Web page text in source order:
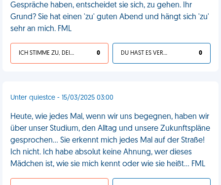
Gespräche haben, entscheidet sie sich, zu gehen. Ihr
Grund? Sie hat einen 'zu' guten Abend und hängt sich 'zu'
sehr an mich. FML
ICH STIMME ZU, DEIN LEBEN IST SCHEISSE 0 DU HAST ES VERDIENT 0
Unter quiestce - 15/03/2025 03:00
Heute, wie jedes Mal, wenn wir uns begegnen, haben wir
über unser Studium, den Alltag und unsere Zukunftspläne
gesprochen... Sie erkennt mich jedes Mal auf der Straße!
Ich nicht. Ich habe absolut keine Ahnung, wer dieses
Mädchen ist, wie sie mich kennt oder wie sie heißt... FML